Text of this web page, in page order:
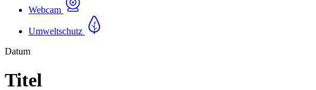
Webcam
Umweltschutz
Datum
Titel